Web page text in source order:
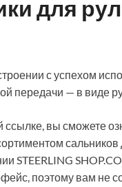
для
с успехом
передачи — в виде
ссылке, вы сможете
сальников
STEERLING
поэтому вам не